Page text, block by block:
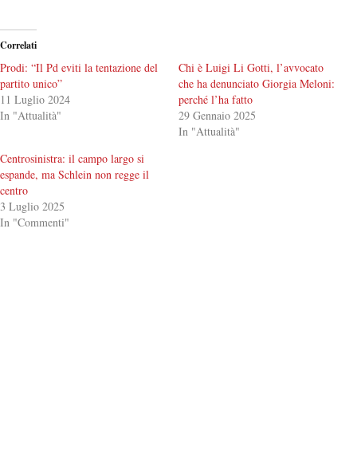
Correlati
Prodi: “Il Pd eviti la tentazione del
partito unico”
11 Luglio 2024
In "Attualità"
Chi è Luigi Li Gotti, l’avvocato
che ha denunciato Giorgia Meloni:
perché l’ha fatto
29 Gennaio 2025
In "Attualità"
Centrosinistra: il campo largo si
espande, ma Schlein non regge il
centro
3 Luglio 2025
In "Commenti"